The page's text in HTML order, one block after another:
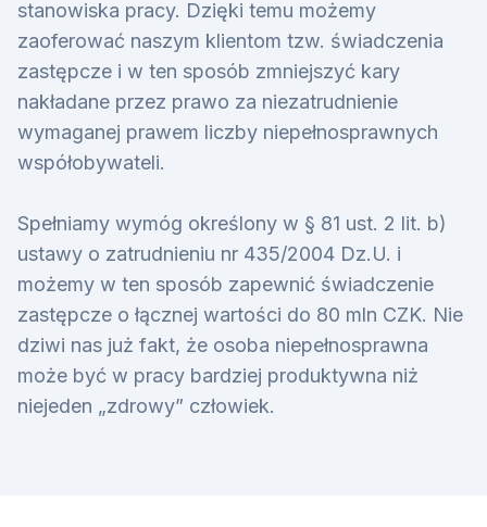
stanowiska pracy. Dzięki temu możemy
zaoferować naszym klientom tzw. świadczenia
zastępcze i w ten sposób zmniejszyć kary
nakładane przez prawo za niezatrudnienie
wymaganej prawem liczby niepełnosprawnych
współobywateli.
Spełniamy wymóg określony w § 81 ust. 2 lit. b)
ustawy o zatrudnieniu nr 435/2004 Dz.U. i
możemy w ten sposób zapewnić świadczenie
zastępcze o łącznej wartości do 80 mln CZK. Nie
dziwi nas już fakt, że osoba niepełnosprawna
może być w pracy bardziej produktywna niż
niejeden „zdrowy” człowiek.